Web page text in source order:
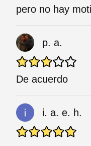
pero no hay
p. a.
De acuerdo
i. a. e. h.